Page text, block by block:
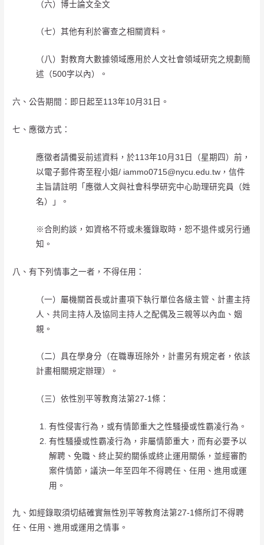
（六）博士論文全文
（七）其他有利於審查之相關資料。
（八）對教育大數據領域應用於人文社會領域研究之規劃簡
述（500字以內）。
六、公告期間：即日起至113年10月31日。
七、應徵方式：
應徵者請備妥前述資料，於113年10月31日（星期四）前，
以電子郵件寄至程小姐/ iammo0715@nycu.edu.tw，信件
主旨請註明「應徵人文與社會科學研究中心助理研究員（姓
名）」。
※合則約談，如資格不符或未獲錄取時，恕不退件或另行通
知。
八、有下列情事之一者，不得任用：
（一）屬機關首長或計畫項下執行單位各級主管、計畫主持
人、共同主持人及協同主持人之配偶及三親等以內血、姻
親。
（二）具在學身分（在職專班除外，計畫另有規定者，依該
計畫相關規定辦理）。
（三）依性別平等教育法第27-1條：
有性侵害行為，或有情節重大之性騷擾或性霸凌行為。
有性騷擾或性霸凌行為，非屬情節重大，而有必要予以
解聘、免職、終止契約關係或終止運用關係，並經審酌
案件情節，議決一年至四年不得聘任、任用、進用或運
用。
九、如經錄取須切結確實無性別平等教育法第27-1條所訂不得聘
任、任用、進用或運用之情事。